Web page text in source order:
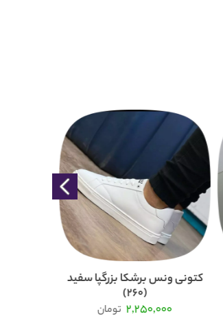
کتونی ونس برشکا بزرگپا سفید
(260)
2,250,000 تومان